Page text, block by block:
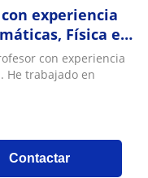
experiencia
Física e
con experiencia
He trabajado en
Contactar